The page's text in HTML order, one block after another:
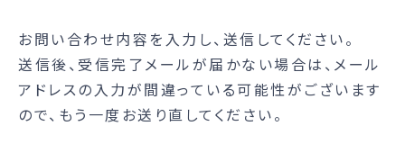
お問い合わせ内容を入力し、送信してください。
送信後、受信完了メールが届かない場合は、メール
アドレスの入力が間違っている可能性がございます
ので、もう一度お送り直してください。